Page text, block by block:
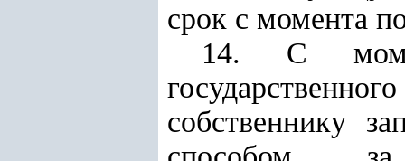
срок с момента
14. С
собственнику